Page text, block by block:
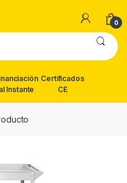
0
al Instante
Certificados
CE